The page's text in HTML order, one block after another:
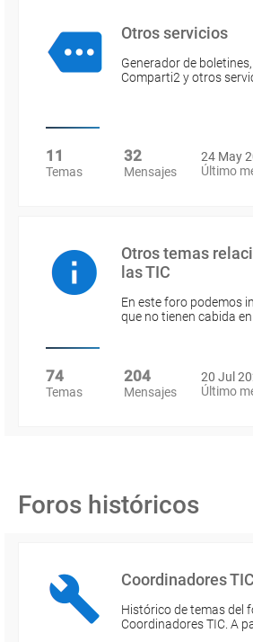
Otros servicios
Generador de
Comparti2 y otros
11
Temas
32
Mensajes
24 May
Último
Otros temas
las TIC
En este foro podemos
que no tienen cabida
74
Temas
204
Mensajes
20 Jul
Último
Foros históricos
Coordinadores TIC
Histórico de temas del
Coordinadores TIC. A